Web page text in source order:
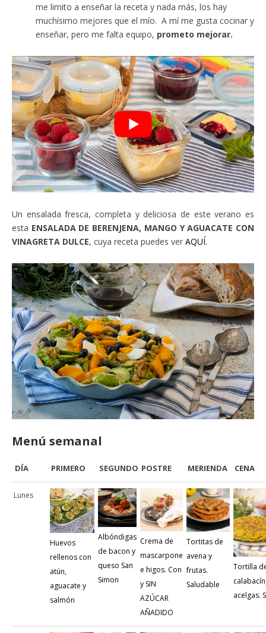
me limito a enseñar la receta y nada más, los hay
muchísimo mejores que el mío. A mí me gusta cocinar y
enseñar, pero me falta equipo, prometo mejorar.
Un ensalada fresca, completa y deliciosa de este verano es
esta ENSALADA DE BERENJENA, MANGO Y AGUACATE CON
VINAGRETA DULCE, cuya receta puedes ver AQUÍ.
Menú semanal
DÍA PRIMERO SEGUNDO POSTRE MERIENDA CENA
Lunes
Huevos
rellenos con
atún,
aguacate y
salmón
Albóndigas
de bacon y
queso San
Simon
Crema de
mascarpone
e higos. Con
y SIN
AZÚCAR
AÑADIDO
Tortitas de
avena y
frutas.
Saludable
Tortilla
acelgas.